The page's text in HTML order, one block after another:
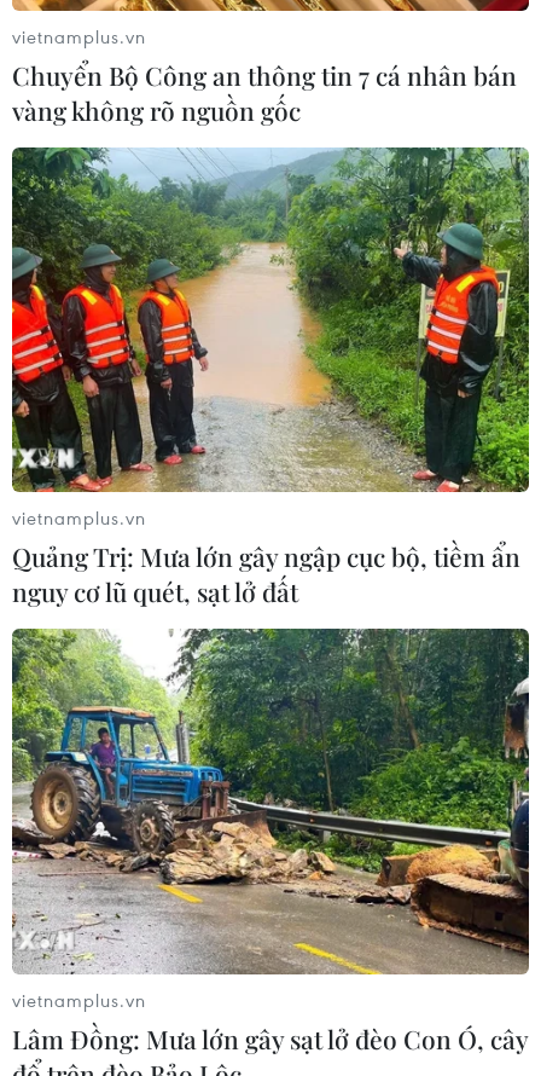
TIN CÙNG CHUYÊN MỤC
Quảng Trị: Mưa lớn gây ngập cục bộ,
tiềm ẩn nguy cơ lũ quét, sạt lở đất
09/08/2026 09:37
Từ 10-11/8, Bắc Bộ và Trung Bộ có
nơi nắng nóng gay gắt trên 37 độ C
09/08/2026 07:57
Cháy rừng nghiêm trọng tại Canada,
cảnh báo lũ quét ở Đông Nam nước
Mỹ
09/08/2026 06:28
Lâm Đồng: Mưa lớn gây sạt lở đèo
Con Ó, cây đổ trên đèo Bảo Lộc
09/08/2026 06:20
Mưa lớn gây ngập cục bộ, chia cắt
một số khu vực miền núi Quảng Trị
09/08/2026 04:35
vietnamplus.vn
Chuyển Bộ Công an thông tin 7 cá nhân bán
vàng không rõ nguồn gốc
vietnamplus.vn
Quảng Trị: Mưa lớn gây ngập cục bộ, tiềm ẩn
nguy cơ lũ quét, sạt lở đất
vietnamplus.vn
Lâm Đồng: Mưa lớn gây sạt lở đèo Con Ó, cây